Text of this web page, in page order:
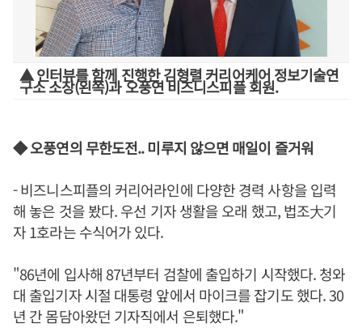
▲ 인터뷰를 함께 진행한 김형렬 커리어케어 정보기술연
구소 소장(왼쪽)과 오풍연 비즈니스피플 회원.
◆ 오풍연의 무한도전.. 미루지 않으면 매일이 즐거워
- 비즈니스피플의 커리어라인에 다양한 경력 사항을 입력
해 놓은 것을 봤다. 우선 기자 생활을 오래 했고, 법조大기
자 1호라는 수식어가 있다.
"86년에 입사해 87년부터 검찰에 출입하기 시작했다. 청와
대 출입기자 시절 대통령 앞에서 마이크를 잡기도 했다. 30
년 간 몸담아왔던 기자직에서 은퇴했다."